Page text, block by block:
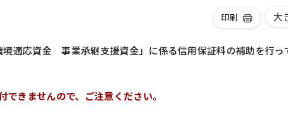
印刷 大
適応資金 事業承継支援資金」に係る信用保証料の補助を行っ
きませんので、ご注意ください。